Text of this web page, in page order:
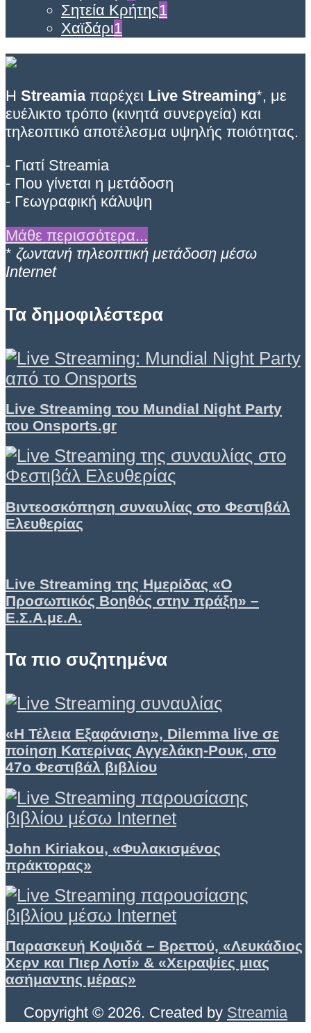
Σητεία Κρήτης1
Χαϊδάρι1
Η Streamiaπαρέχει Live Streaming*, με
ευέλικτο τρόπο (κινητά συνεργεία) και
τηλεοπτικό αποτέλεσμα υψηλής ποιότητας.
- Γιατί Streamia
- Που γίνεται η μετάδοση
- Γεωγραφική κάλυψη
Μάθε περισσότερα...
* ζωντανή τηλεοπτική μετάδοση μέσω
Internet
Τα δημοφιλέστερα
Live Streaming του Mundial Night Party
του Onsports.gr
Βιντεοσκόπηση συναυλίας στο Φεστιβάλ
Ελευθερίας
Live Streaming της Ημερίδας «Ο
Προσωπικός Βοηθός στην πράξη» –
Ε.Σ.Α.με.Α.
Τα πιο συζητημένα
«Η Τέλεια Εξαφάνιση», Dilemma live σε
ποίηση Κατερίνας Αγγελάκη-Ρουκ, στο
47ο Φεστιβάλ βιβλίου
John Kiriakou, «Φυλακισμένος
πράκτορας»
Παρασκευή Κοψιδά – Βρεττού, «Λευκάδιος
Χερν και Πιερ Λοτί» & «Χειραψίες μιας
ασήμαντης μέρας»
Copyright © 2026. Created by Streamia